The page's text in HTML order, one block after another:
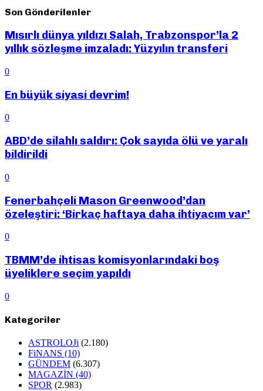
Son Gönderilenler
Mısırlı dünya yıldızı Salah, Trabzonspor’la 2
yıllık sözleşme imzaladı: Yüzyılın transferi
0
En büyük siyasi devrim!
0
ABD’de silahlı saldırı: Çok sayıda ölü ve yaralı
bildirildi
0
Fenerbahçeli Mason Greenwood’dan
özeleştiri: ‘Birkaç haftaya daha ihtiyacım var’
0
TBMM’de ihtisas komisyonlarındaki boş
üyeliklere seçim yapıldı
0
Kategoriler
ASTROLOJi (2.180)
FiNANS (10)
GÜNDEM (6.307)
MAGAZİN (40)
SPOR (2.983)